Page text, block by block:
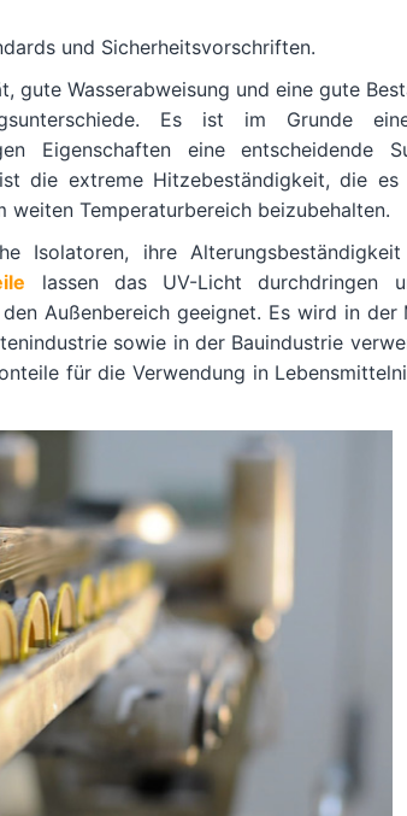
und Sicherheitsvorschriften.
gute Wasserabweisung und eine gute
Es ist im Grunde
Eigenschaften eine entscheidende
die extreme Hitzebeständigkeit, die es
weiten Temperaturbereich beizubehalten.
Isolatoren, ihre
lassen das UV-Licht durchdringen
Außenbereich geeignet. Es wird in der
sowie in der Bauindustrie
für die Verwendung in